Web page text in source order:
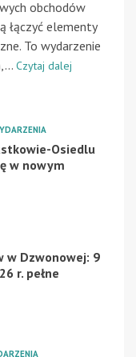
obchodów
łączyć elementy
To wydarzenie
Czytaj dalej
Osiedlu
w nowym
w Dzwonowej: 9
r. pełne